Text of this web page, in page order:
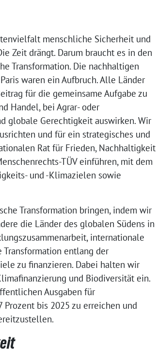
menschliche Sicherheit und
Zeit drängt. Darum braucht es in den
Transformation. Die nachhaltigen
waren ein Aufbruch. Alle Länder
für die gemeinsame Aufgabe zu
Handel, bei Agrar- oder
globale Gerechtigkeit auswirken. Wir
und für ein strategisches und
Rat für Frieden, Nachhaltigkeit
TÜV einführen, mit dem
und -Klimazielen sowie
Transformation bringen, indem wir
die Länder des globalen Südens in
internationale
entlang der
zu finanzieren. Dabei halten wir
und Biodiversität ein.
Ausgaben für
bis 2025 zu erreichen und